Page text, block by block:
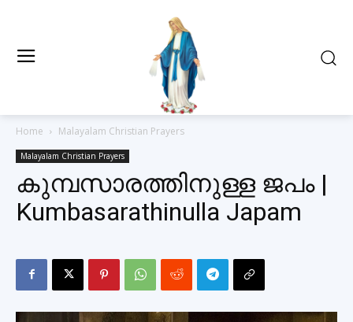
Home Malayalam Christian Prayers
Malayalam Christian Prayers
കുമ്പസാരത്തിനുള്ള ജപം |
Kumbasarathinulla Japam